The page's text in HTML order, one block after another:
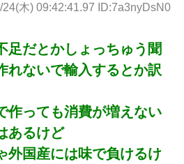
24(木) 09:42:41.97 ID:7a3nyDsN0
足だとかしょっちゅう聞
れないで輸入するとか訳
作っても消費が増えない
あるけど
外国産には味で負けるけ